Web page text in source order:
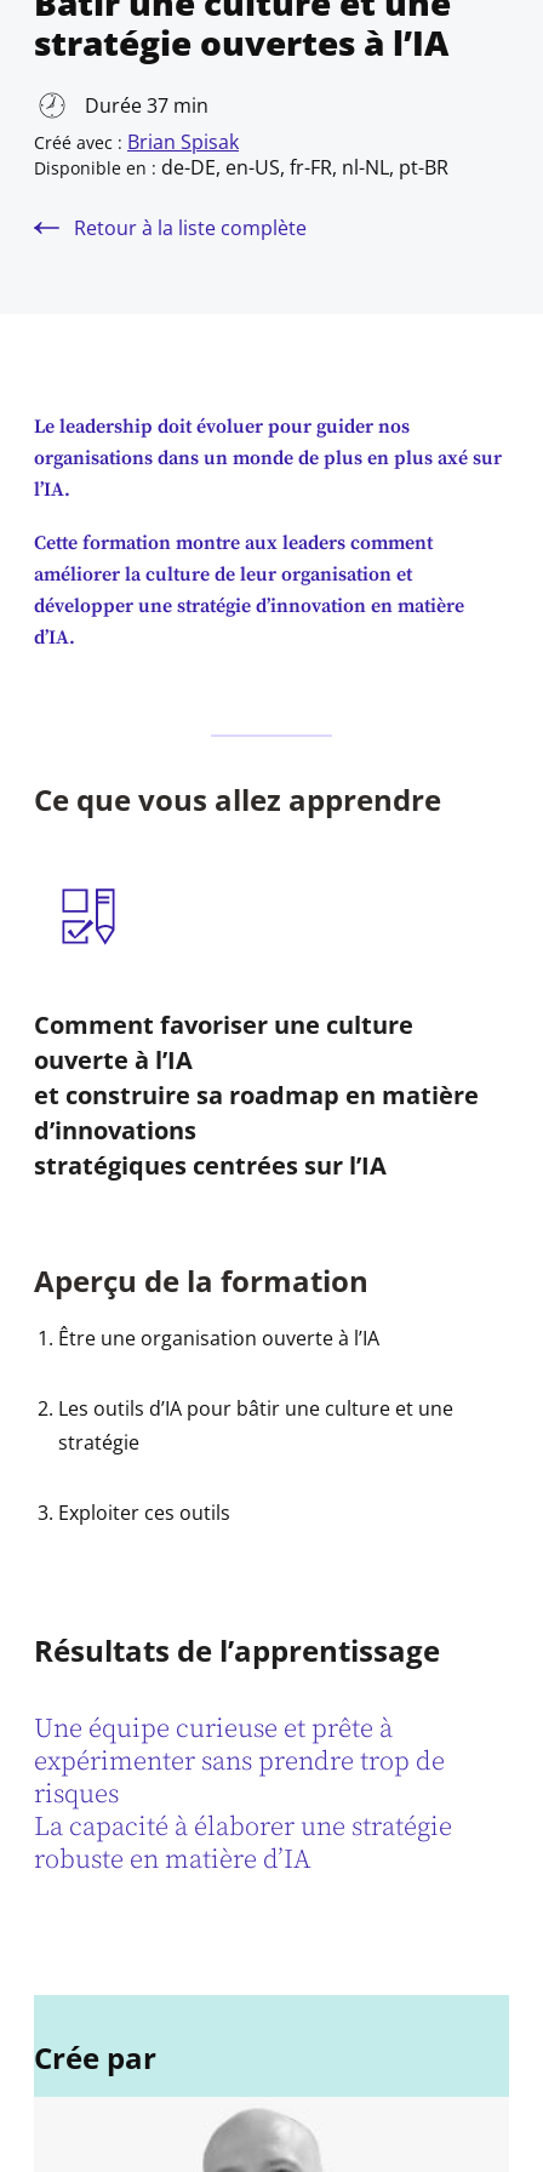
stratégie ouvertes à l’IA
Durée 37 min
Créé avec : Brian Spisak
Disponible en : de-DE, en-US, fr-FR, nl-NL, pt-BR
Retour à la liste complète
Le leadership doit évoluer pour guider nos
organisations dans un monde de plus en plus axé sur
l’IA.
Cette formation montre aux leaders comment
améliorer la culture de leur organisation et
développer une stratégie d’innovation en matière
d’IA.
Ce que vous allez apprendre
Comment favoriser une culture
ouverte à l’IA
et construire sa roadmap en matière
d’innovations
stratégiques centrées sur l’IA
Aperçu de la formation
Être une organisation ouverte à l’IA
Les outils d’IA pour bâtir une culture et une
stratégie
Exploiter ces outils
Résultats de l’apprentissage
Une équipe curieuse et prête à
expérimenter sans prendre trop de
risques
La capacité à élaborer une stratégie
robuste en matière d’IA
Crée par